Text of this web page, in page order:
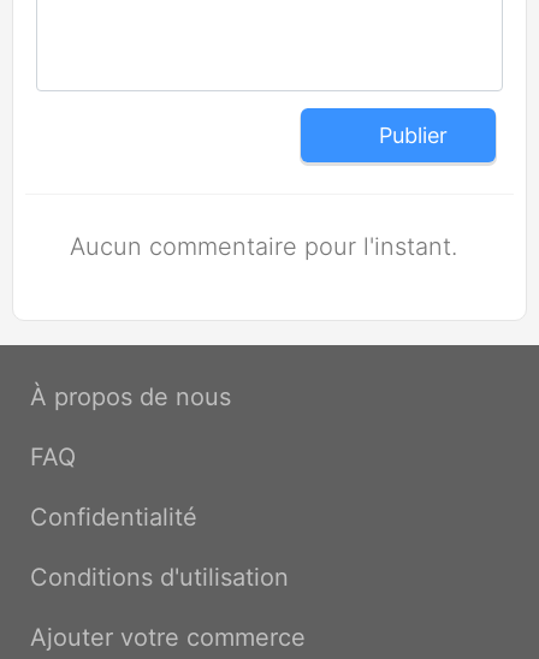
Publier
Aucun commentaire pour l'instant.
À propos de nous
FAQ
Confidentialité
Conditions d'utilisation
Ajouter votre commerce